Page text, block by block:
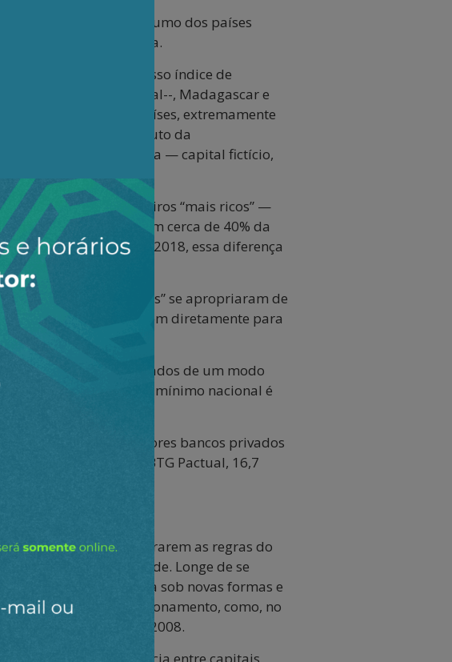
padrões de consumo dos países
de mão de obra.
máxima), nosso índice de
do Banco Mundial--, Madagascar e
ao contrário desses países, extremamente
que nos assola é fruto da
expressão financeira — capital fictício,
que os 10% de brasileiros “mais ricos” —
milhões — concentram cerca de 40% da
em 81,2 milhões. Em 2018, essa diferença
e os 10% “mais ricos” se apropriaram de
18% do PIB escorrem diretamente para
e assalariados de um modo
mensais (o salário-mínimo nacional é
médios dos cinco maiores bancos privados
15,6 bilhões; BTG Pactual, 16,7
últimos anos, ao alterarem as regras do
fator de desigualdade. Longe de se
últimas décadas reina sob novas formas e
do seu funcionamento, como, no
financeira global de 2008.
A concorrência entre capitais